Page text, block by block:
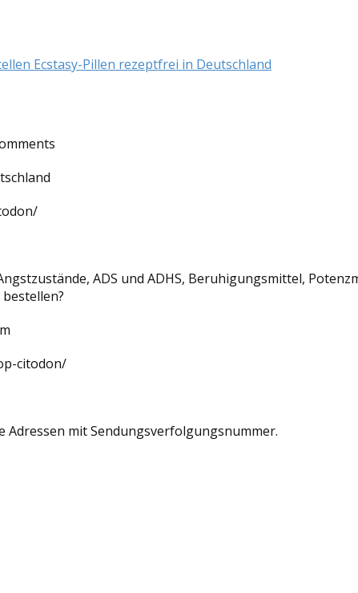
Ecstasy-Pillen rezeptfrei in Deutschland
ADS und ADHS, Beruhigungsmittel,
citodon/
mit Sendungsverfolgungsnummer.